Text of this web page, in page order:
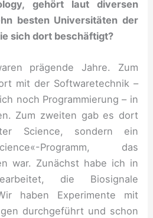
gehört laut diversen
besten Universitäten der
sich dort beschäftigt?
prägende Jahre. Zum
mit der Softwaretechnik –
noch Programmierung – in
Zum zweiten gab es dort
Science, sondern ein
Programm, das
war. Zunächst habe ich in
die Biosignale
haben Experimente mit
durchgeführt und schon